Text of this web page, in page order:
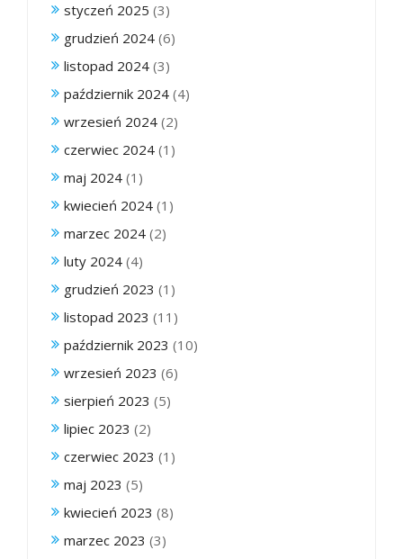
styczeń 2025 (3)
grudzień 2024 (6)
listopad 2024 (3)
październik 2024 (4)
wrzesień 2024 (2)
czerwiec 2024 (1)
maj 2024 (1)
kwiecień 2024 (1)
marzec 2024 (2)
luty 2024 (4)
grudzień 2023 (1)
listopad 2023 (11)
październik 2023 (10)
wrzesień 2023 (6)
sierpień 2023 (5)
lipiec 2023 (2)
czerwiec 2023 (1)
maj 2023 (5)
kwiecień 2023 (8)
marzec 2023 (3)